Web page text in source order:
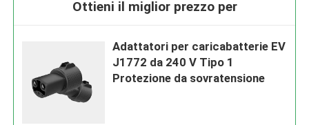
Ottieni il miglior prezzo per
Adattatori per caricabatterie EV
J1772 da 240 V Tipo 1
Protezione da sovratensione